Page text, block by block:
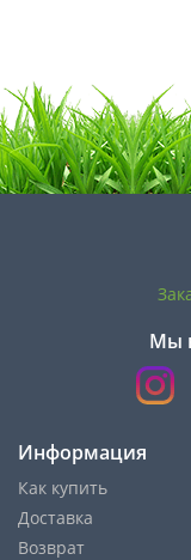
Мы
Информация
Как купить
Доставка
Возврат